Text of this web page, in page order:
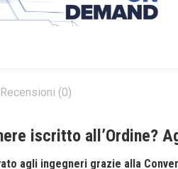
Recensioni (0)
iscritto all’Ordine?
agli ingegneri grazie alla